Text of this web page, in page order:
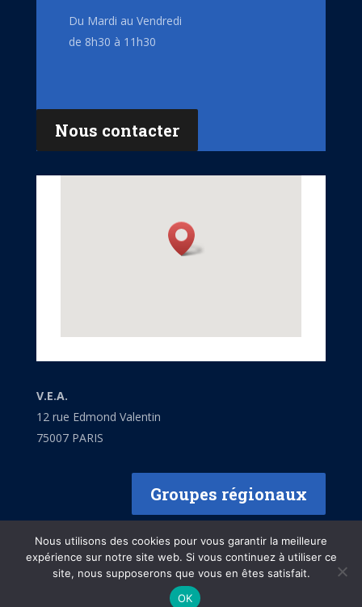
Du Mardi au Vendredi
de 8h30 à 11h30
Nous contacter
V.E.A.
12 rue Edmond Valentin
75007 PARIS
Groupes régionaux
Mentions légales
Nous utilisons des cookies pour vous garantir la meilleure
expérience sur notre site web. Si vous continuez à utiliser ce
site, nous supposerons que vous en êtes satisfait.
OK